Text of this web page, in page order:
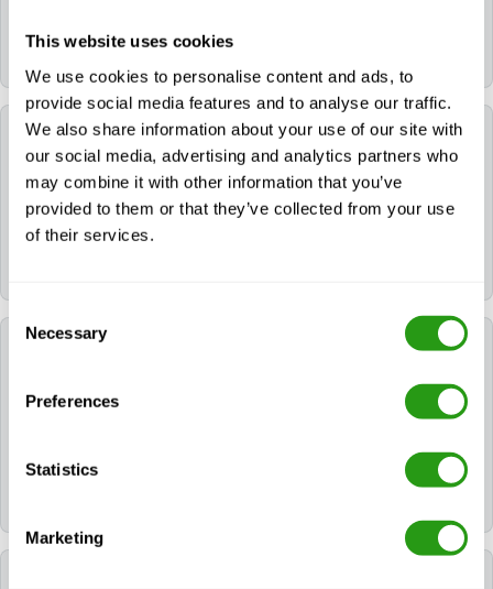
This website uses cookies
We use cookies to personalise content and ads, to
provide social media features and to analyse our traffic.
We also share information about your use of our site with
our social media, advertising and analytics partners who
may combine it with other information that you’ve
provided to them or that they’ve collected from your use
of their services.
Selection
Necessary
Preferences
Statistics
Marketing
We beantwoorden alle vragen binnen
Waar vind ik het adres van mijn trainingslocatie?
Je kunt het exacte adres, een routebeschrijving en
parkeerinformatie vinden opde pagina vanelke
individueletrainingslocatie
Kan ik mijn boeking wijzigen of annuleren nadat
annuleren van je boeking in overeenstemming met